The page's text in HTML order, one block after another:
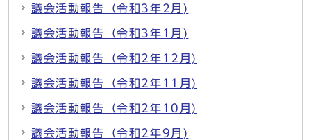
議会活動報告（令和3年2月)
議会活動報告（令和3年1月)
議会活動報告（令和2年12月)
議会活動報告（令和2年11月)
議会活動報告（令和2年10月)
議会活動報告（令和2年9月)